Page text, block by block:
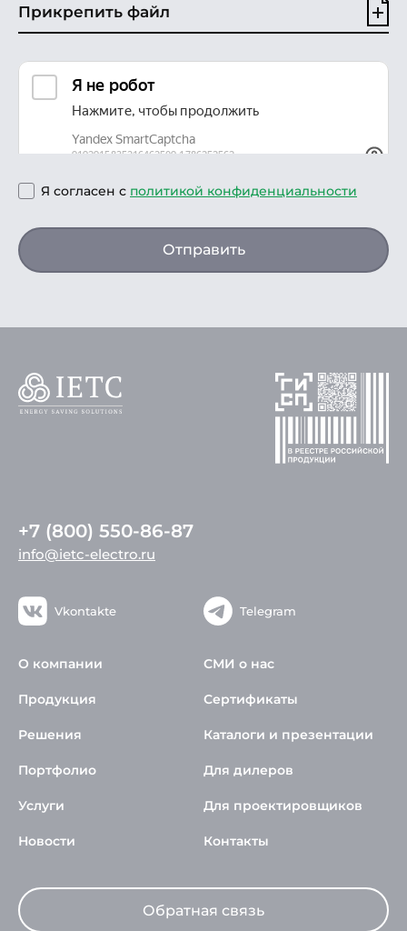
Прикрепить файл
Я согласен с политикой конфиденциальности
Отправить
+7 (800) 550-86-87
info@ietc-electro.ru
Vkontakte Telegram
О компании
Продукция
Решения
Портфолио
Услуги
Новости
СМИ о нас
Сертификаты
Каталоги и презентации
Для дилеров
Для проектировщиков
Контакты
Обратная связь